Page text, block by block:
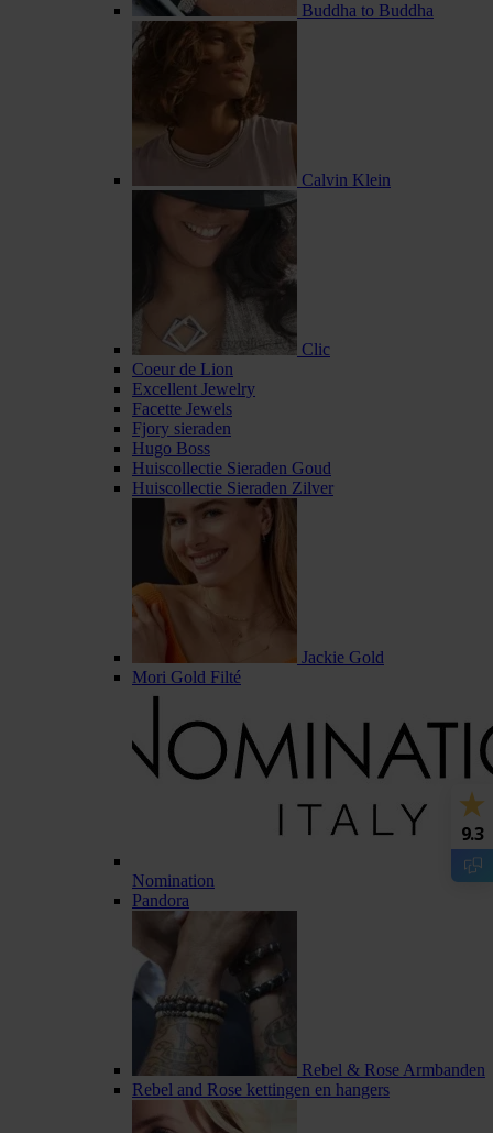
Buddha to Buddha
Calvin Klein
Clic
Coeur de Lion
Excellent Jewelry
Facette Jewels
Fjory sieraden
Hugo Boss
Huiscollectie Sieraden Goud
Huiscollectie Sieraden Zilver
Jackie Gold
Mori Gold Filté
Nomination
Pandora
Rebel & Rose Armbanden
Rebel and Rose kettingen en hangers
9.3